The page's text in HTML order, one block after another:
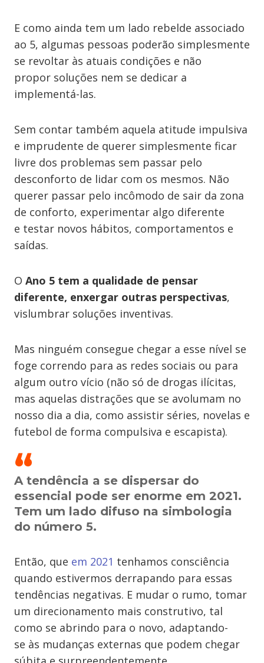
E como ainda tem um lado rebelde associado
ao 5, algumas pessoas poderão simplesmente
se revoltar às atuais condições e não
propor soluções nem se dedicar a
implementá-las.
Sem contar também aquela atitude impulsiva
e imprudente de querer simplesmente ficar
livre dos problemas sem passar pelo
desconforto de lidar com os mesmos. Não
querer passar pelo incômodo de sair da zona
de conforto, experimentar algo diferente
e testar novos hábitos, comportamentos e
saídas.
O Ano 5 tem a qualidade de pensar
diferente, enxergar outras perspectivas,
vislumbrar soluções inventivas.
Mas ninguém consegue chegar a esse nível se
foge correndo para as redes sociais ou para
algum outro vício (não só de drogas ilícitas,
mas aquelas distrações que se avolumam no
nosso dia a dia, como assistir séries, novelas e
futebol de forma compulsiva e escapista).
A tendência a se dispersar do
essencial pode ser enorme em 2021.
Tem um lado difuso na simbologia
do número 5.
Então, que em 2021 tenhamos consciência
quando estivermos derrapando para essas
tendências negativas. E mudar o rumo, tomar
um direcionamento mais construtivo, tal
como se abrindo para o novo, adaptando-
se às mudanças externas que podem chegar